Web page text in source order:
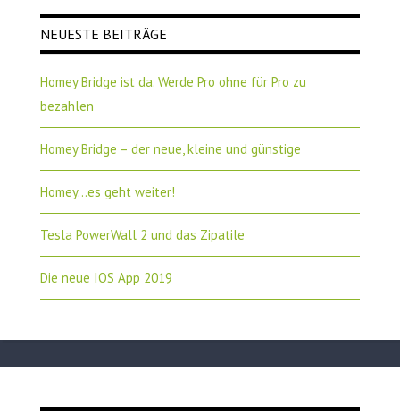
NEUESTE BEITRÄGE
Homey Bridge ist da. Werde Pro ohne für Pro zu
bezahlen
Homey Bridge – der neue, kleine und günstige
Homey…es geht weiter!
Tesla PowerWall 2 und das Zipatile
Die neue IOS App 2019